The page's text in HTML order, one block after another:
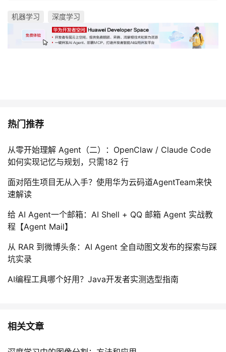
机器学习 深度学习
热门推荐
从零开始理解 Agent（二）：OpenClaw / Claude Code
如何实现记忆与规划，只需182 行
面对陌生项目无从入手？使用华为云码道AgentTeam来快
速解读
给 AI Agent一个邮箱：AI Shell + QQ 邮箱 Agent 实战教
程【Agent Mail】
从 RAR 到微博头条：AI Agent 全自动图文发布的探索与踩
坑实录
AI编程工具哪个好用？Java开发者实测选型指南
相关文章